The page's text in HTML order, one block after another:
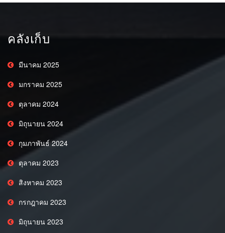
คลังเก็บ
มีนาคม 2025
มกราคม 2025
ตุลาคม 2024
มิถุนายน 2024
กุมภาพันธ์ 2024
ตุลาคม 2023
สิงหาคม 2023
กรกฎาคม 2023
มิถุนายน 2023